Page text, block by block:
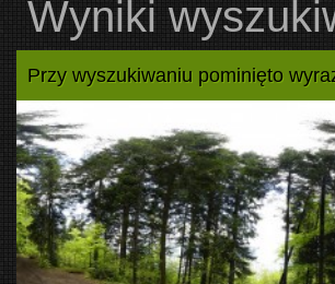
Wyniki
Przy wyszukiwaniu pominięto